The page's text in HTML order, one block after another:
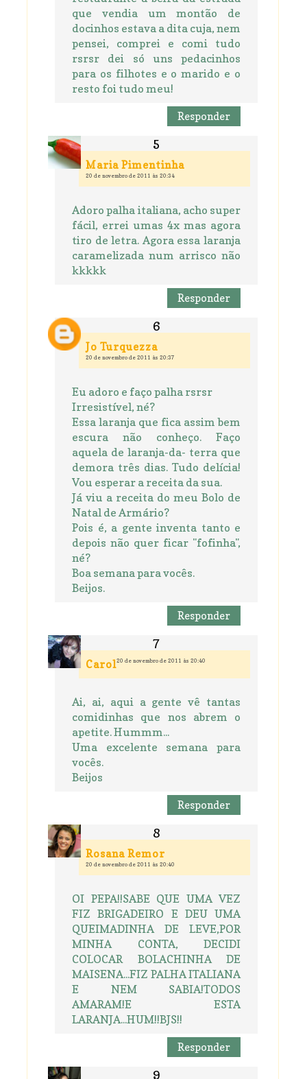
que vendia um montão de
docinhos estava a dita cuja, nem
pensei, comprei e comi tudo
rsrsr dei só uns pedacinhos
para os filhotes e o marido e o
resto foi tudo meu!
Responder
Maria Pimentinha
20 de novembro de 2011 às 20:34
Adoro palha italiana, acho super
fácil, errei umas 4x mas agora
tiro de letra. Agora essa laranja
caramelizada num arrisco não
kkkkk
Responder
Jo Turquezza
20 de novembro de 2011 às 20:37
Eu adoro e faço palha rsrsr
Irresistível, né?
Essa laranja que fica assim bem
escura não conheço. Faço
aquela de laranja-da- terra que
demora três dias. Tudo delícia!
Vou esperar a receita da sua.
Já viu a receita do meu Bolo de
Natal de Armário?
Pois é, a gente inventa tanto e
depois não quer ficar "fofinha",
né?
Boa semana para vocês.
Beijos.
Responder
Carol20 de novembro de 2011 às 20:40
Ai, ai, aqui a gente vê tantas
comidinhas que nos abrem o
apetite. Hummm...
Uma excelente semana para
vocês.
Beijos
Responder
Rosana Remor
20 de novembro de 2011 às 20:40
OI PEPA!!SABE QUE UMA VEZ
FIZ BRIGADEIRO E DEU UMA
QUEIMADINHA DE LEVE,POR
MINHA CONTA, DECIDI
COLOCAR BOLACHINHA DE
MAISENA...FIZ PALHA ITALIANA
E NEM SABIA!TODOS
AMARAM!E ESTA
LARANJA...HUM!!BJS!!
Responder